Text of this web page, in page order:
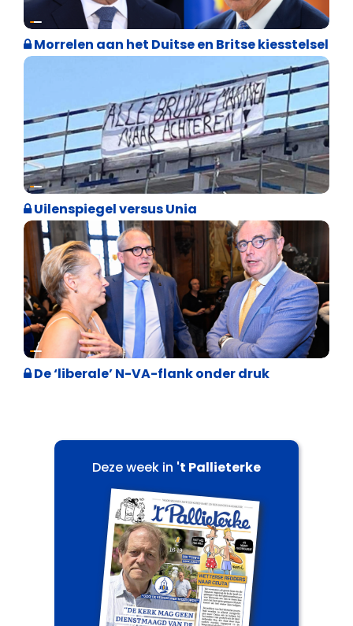
Internationale politiek
Morrelen aan het Duitse en Britse kiesstelsel
Cultuuroorlog
Uilenspiegel versus Unia
Binnenland politiek
De ‘liberale’ N-VA-flank onder druk
Deze week in 't Pallieterke